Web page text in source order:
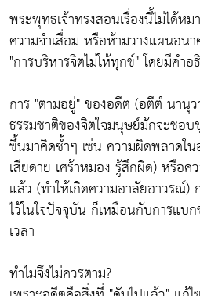
พระพุทธเจ้าทรงสอนเรื่องนี้ไม่ได้หม
ความจำเสื่อม หรือห้ามวางแผนอน
"การบริหารจิตไม่ให้ทุกข์" โดยมีคำอ
การ "ตามอยู่" ของอดีต (อตีตํ นานุว
ธรรมชาติของจิตใจมนุษย์มักจะชอบ
ขึ้นมาคิดซ้ำๆ เช่น ความผิดพลาดใ
เสียดาย เศร้าหมอง รู้สึกผิด) หรือ
แล้ว (ทำให้เกิดความอาลัยอาวรณ์)
ไว้ในใจปัจจุบัน ก็เหมือนกับการแบก
เวลา
ทำไมจึงไม่ควรตาม?